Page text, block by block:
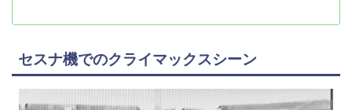
セスナ機でのクライマックスシーン